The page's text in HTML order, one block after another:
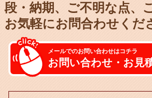
段・納期、
ご不明な点、
お気軽にお問合わせくだ
メールでのお問い合わせはコチラ
お問い合わせ・お見